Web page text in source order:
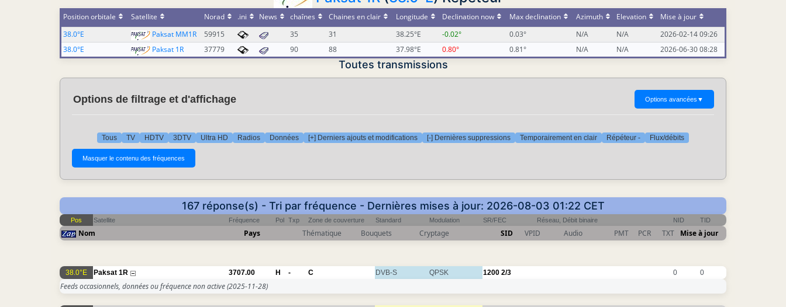
Position orbitale Satellite Norad .ini News chaînes Chaines en clair Longitude Declination now Max declination Azimuth Elevation
Mise à jour
38.0°E
Paksat MM1R 59915 35 31 38.25°E -0.02° 0.03° N/A N/A
2026-02-14 09:26
38.0°E
Paksat 1R 37779 90 88 37.98°E 0.80° 0.81° N/A N/A 2026-06-30 08:28
Toutes transmissions
Options de filtrage et d'affichage Options avancées ▼
Tous TV HDTV 3DTV Ultra HD Radios Données [+] Derniers ajouts et modifications [-] Dernières suppressions Temporairement en clair Répéteur - Flux/débits
167 réponse(s) - Tri par fréquence - Dernières mises à jour: 2026-08-03 01:22 CET
Pos Satellite Fréquence Pol Txp Zone de couverture Standard Modulation SR/FEC Réseau, Débit binaire NID TID
Nom Pays Thématique Bouquets Cryptage SID VPID Audio PMT PCR TXT Mise à jour
38.0°E Paksat 1R 3707.00 H - C DVB-S QPSK 1200 2/3 0 0
Feeds occasionnels, données ou fréquence non active(2025-11-28)